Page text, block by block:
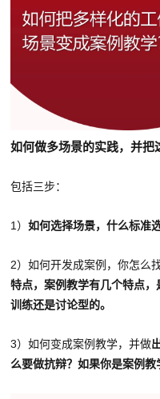
如何做多场景的实践，并把
包括三步：
1）如何选择场景，什么标准
2）如何开发成案例，你怎么
特点，案例教学有几个特点
训练还是讨论型的。
3）如何变成案例教学，并做
么要做抗辩？如果你是案例教